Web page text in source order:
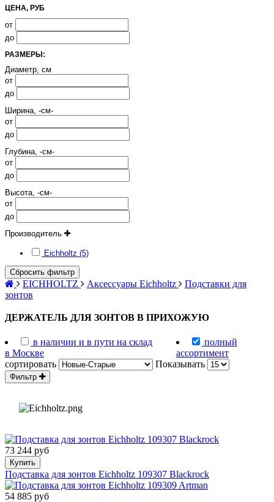
ЦЕНА, РУБ
от
до
РАЗМЕРЫ:
Диаметр, см
от
до
Ширина, -см-
от
до
Глубина, -см-
от
до
Высота, -см-
от
до
Производитель
Eichholtz (5)
Сбросить фильтр
EICHHOLTZ Аксессуары Eichholtz
Подставки для
зонтов
ДЕРЖАТЕЛЬ ДЛЯ ЗОНТОВ В ПРИХОЖУЮ
в наличии и в пути на склад
в Москве
полный
ассортимент
сортировать
Показывать
Фильтр
73 244 руб
Купить
Подставка для зонтов Eichholtz 109307 Blackrock
54 885 руб